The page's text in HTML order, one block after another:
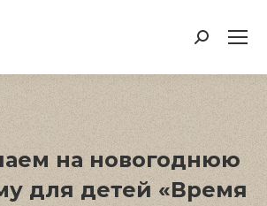
Поиск:
на новогоднюю
для детей «Время